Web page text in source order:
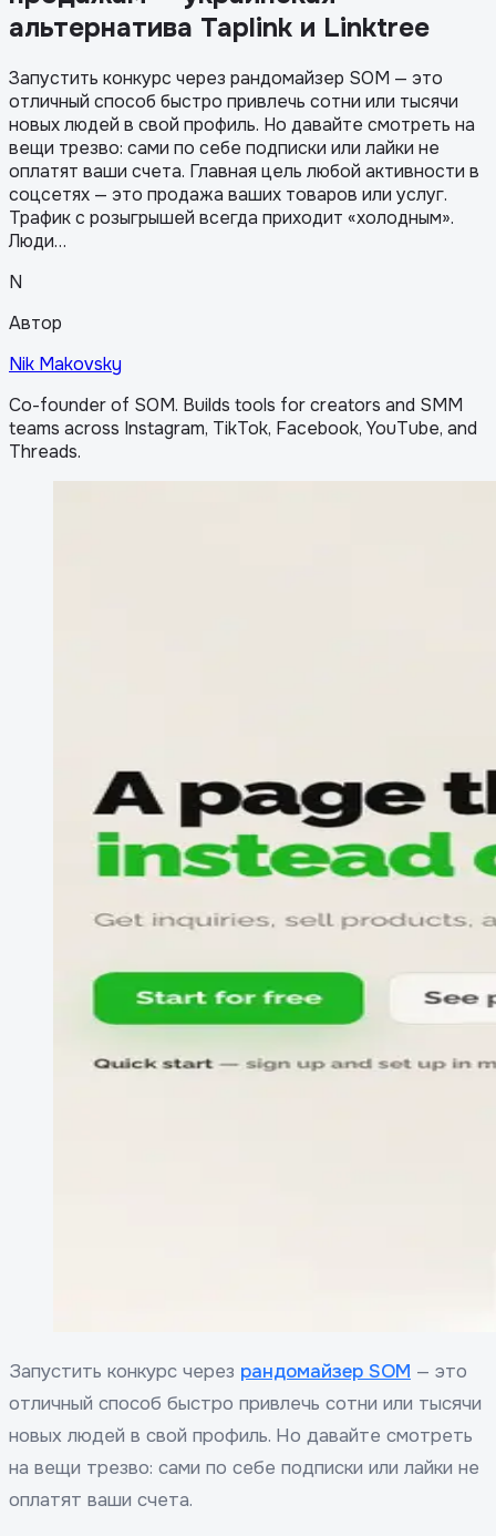
альтернатива Taplink и Linktree
Запустить конкурс через рандомайзер SOM — это
отличный способ быстро привлечь сотни или тысячи
новых людей в свой профиль. Но давайте смотреть на
вещи трезво: сами по себе подписки или лайки не
оплатят ваши счета. Главная цель любой активности в
соцсетях — это продажа ваших товаров или услуг.
Трафик с розыгрышей всегда приходит «холодным».
Люди…
N
Автор
Nik Makovsky
Co-founder of SOM. Builds tools for creators and SMM
teams across Instagram, TikTok, Facebook, YouTube, and
Threads.
Запустить конкурс через рандомайзер SOM — это
отличный способ быстро привлечь сотни или тысячи
новых людей в свой профиль. Но давайте смотреть
на вещи трезво: сами по себе подписки или лайки не
оплатят ваши счета.